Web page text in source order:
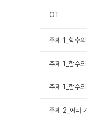
OT
주제 1_함수
주제 1_함수
주제 1_함수
주제 2_여러